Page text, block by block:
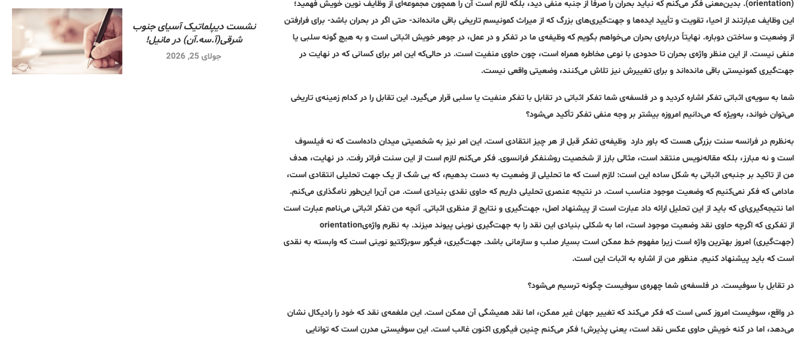
(orientation). بدین‌معنی فکر می‌کنم که‌ نباید بحران را صرفاً از جنبه منفی دید، بلکه‌ لازم است آن را همچون مجموعه‌ای از وظایف نوین خویش فهمید؛
این وظایف عبارتند از احیا، تقویت و تأیید ایده‌ها و جهت‌گیری‌های بزرگ که‌ از میراث کمونیسم تاریخی باقی مانده‌اند- حتی اگر در بحران باشد- برای فرارفتن
از وضعیت و ساختن دوباره‌. نهایتاً درباره‌ی بحران می‌خواهم بگویم که‌ وظیفه‌ی ما در تفکر و در عمل، در جوهر خویش اثباتی است و به‌ هیچ گونه‌ سلبی یا
منفی نیست. از این منظر واژه‌ی بحران تا حدودی با نوعی مخاطره‌ همراه است، چون حاوی منفیت است. در حالی‌که‌ این امر برای کسانی که‌ در نهایت در
جهت‌گیری کمونیستی باقی مانده‌اند و برای تغییرش نیز تلاش می‌کنند، وضعیتی واقعی نیست.
شما به‌ سویه‌ی اثباتی تفکر اشاره‌ کردید و در فلسفه‌ی شما تفکر اثباتی در تقابل با تفکر منفیت یا سلبی قرار می‌گیرد. این تقابل را در کدام زمینه‌ی تاریخی
می‌توان خواند، به‌‌ویژه‌ که‌ می‌دانیم امروزه‌ بیشتر بر وجه‌ منفی تفکر تأکید می‌شود؟
به‌نظرم در فرانسه‌ سنت بزرگی هست که‌ باور دارد ‌ وظیفه‌ی تفکر قبل از هر چیز انتقادی است. این امر نیز به‌ شخصیتی میدان داده‌است که‌ نه‌ فیلسوف
است و نه‌ مبارز، بلکه‌ مقاله‌نویس منتقد است، مثالی بارز از شخصیت روشنفکر فرانسوی. فکر می‌کنم لازم است از این سنت فراتر رفت. در نهایت، هدف
من از تاکید بر جنبه‌ی اثباتی به‌ شکل ساده‌ این است: لازم است که‌ ما تحلیلی از وضعیت به‌ دست بدهیم، که‌ بی شک از یک جهت تحلیلی انتقادی است،
مادامی که‌ فکر نمی‌کنیم که‌ وضعیت موجود مناسب است. در نتیجه‌ عنصری تحلیلی داریم که‌ حاوی نقدی بنیادی است. من آن‌را این‌طور نامگذاری می‌کنم.
اما نتیجه‌گیری‌ای که‌ باید از این تحلیل ارائه‌ داد عبارت است از پیشنهاد اصل، جهت‌گیری و نتایج از منظری اثباتی. آنچه‌ من تفکر اثباتی می‌نامم عبارت است
از تفکری که‌ اگرچه‌ حاوی نقد وضعیت موجود است، اما به‌ شکلی بنیادی این نقد را به‌ جهت‌گیری نوینی پیوند میزند. به ‌نظرم واژه‌یorientation
(جهت‌گیری) امروز بهترین واژه‌ است زیرا مفهوم خط ممکن است بسیار صلب و سازمانی باشد. جهت‌گیری، فیگور سوبژکتیو نوینی است که‌ وابسته‌ به‌ نقدی
است که‌ باید پیشنهاد کنیم. منظور من از اشاره‌ به‌ اثبات این است.
در تقابل با سوفیست. در فلسفه‌ی شما چهره‌ی سوفیست چگونه‌ ترسیم می‌شود؟
در واقع، سوفیست امروز کسی است که‌ فکر می‌کند که‌ تغییر جهان غیر ممکن، اما نقد همیشگی آن ممکن است. این ملغمه‌ی نقد که‌ خود را رادیکال نشان
می‌دهد، اما در کنه‌ خویش حاوی عکس نقد است، یعنی پذیرش؛ فکر می‌کنم چنین فیگوری اکنون غالب است. این سوفیستی مدرن است که‌ توانایی
نشست دیپلماتیک آسیای جنوب
شرقی‌(آ.سه.آن) در مانیل!
جولای 25, 2026